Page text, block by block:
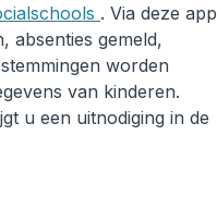
. Via deze app
absenties gemeld,
worden
van kinderen.
u een uitnodiging in de